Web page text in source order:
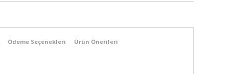
Ödeme Seçenekleri Ürün Önerileri